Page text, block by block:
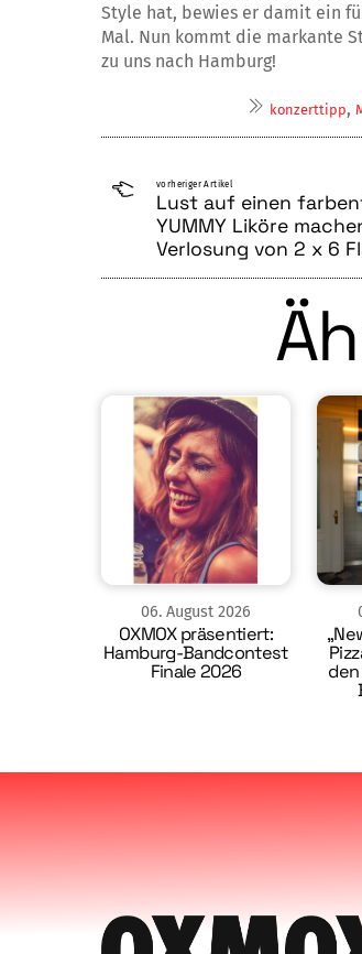
Style hat, bewies er damit ein
Mal. Nun kommt die markante
zu uns nach Hamburg!
konzerttipp,
vorheriger Artikel
Lust auf einen
YUMMY Liköre
Verlosung von 2 x 6
06. August 2026
OXMOX präsentiert:
Hamburg-Bandcontest
Finale 2026